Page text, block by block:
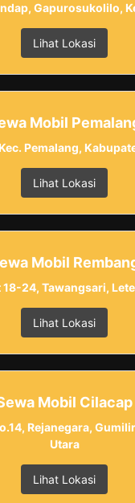
Gapurosukolilo,
Lihat Lokasi
Mobil
Pemalang,
Lihat Lokasi
Mobil
24, Tawangsari,
Lihat Lokasi
Mobil Cilacap
Rejanegara,
Utara
Lihat Lokasi